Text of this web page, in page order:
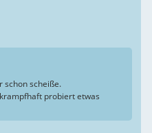
schon scheiße.
probiert etwas